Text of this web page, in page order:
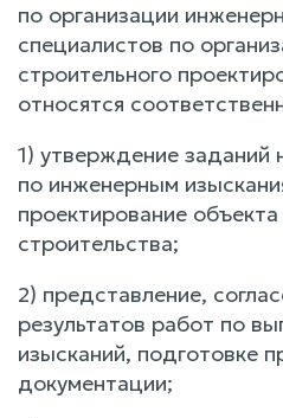
по организации
специалистов по
строительного
относятся
1) утверждение заданий
по инженерным
проектирование объекта
строительства;
2) представление,
результатов работ по
изысканий, подготовке
документации;